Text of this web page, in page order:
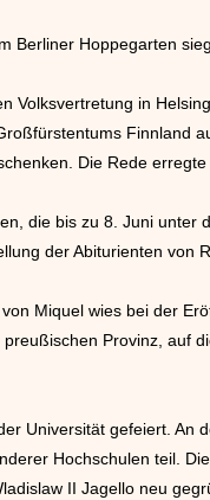
Berliner Hoppegarten
Volksvertretung in
Finnland
Die Rede
die bis zu 8. Juni
der Abiturienten von
Miquel wies bei der
Provinz, auf
Universität gefeiert. An
Hochschulen teil.
II Jagello neu